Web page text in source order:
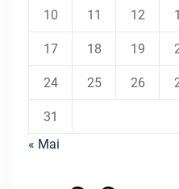
10 11 12
17 18 19
24 25 26
31
« Mai